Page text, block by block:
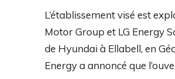
L’établissement visé est
Motor Group et LG Energy
de Hyundai à Ellabell, en
Energy a annoncé que